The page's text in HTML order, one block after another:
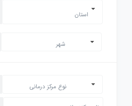
استان
شهر
نوع مرکز درمانی